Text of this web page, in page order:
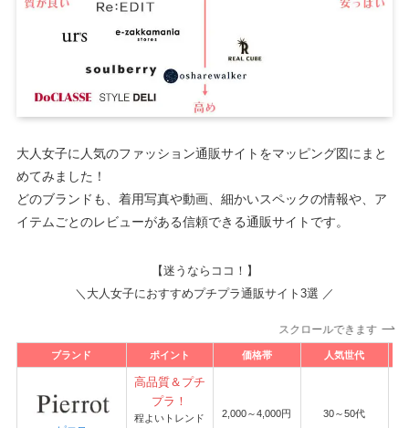
大人女子に人気のファッション通販サイトをマッピング図にまと
めてみました！
どのブランドも、着用写真や動画、細かいスペックの情報や、ア
イテムごとのレビューがある信頼できる通販サイトです。
【迷うならココ！】
＼大人女子におすすめプチプラ通販サイト3選 ／
スクロールできます
ブランド ポイント 価格帯 人気世代
高品質＆プチ
プラ！
程よいトレンド
2,000～4,000円 30～50代